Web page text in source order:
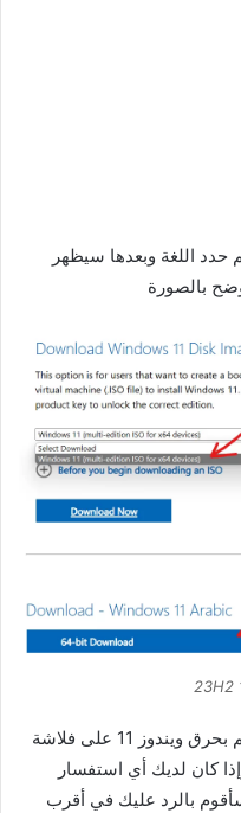
تحميله ثم حدد اللغة وبعدها سيظهر
بالصورة
أخيراً بعد الانتهاء من عملية التحميل قم بحرق ويندوز 11 على فلاشة
كان لديك أي استفسار
بالرد عليك في أقرب